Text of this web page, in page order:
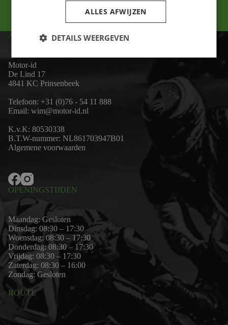
ADRES
Motor-id
De Lind 17
4841 KC Prinsenbeek
Telefoon: +31 (0)76 - 54 11 888
Email: wim@motor-id.nl
K.v.K: 80530338
B.T.W-nummer: NL861703947B01
Algemene voorwaarden
OPENINGSTIJDEN
Maandag: Gesloten
Dinsdag: 08:30 – 17:30
Woensdag: 08:30 – 17:30
Donderdag: 08:30 – 17:30
Vrijdag: 08:30 – 17:30
Zaterdag: 08:30 – 16:00
Zondag: Gesloten
ROUTE
ALLES AFWIJZEN
DETAILS WEERGEVEN